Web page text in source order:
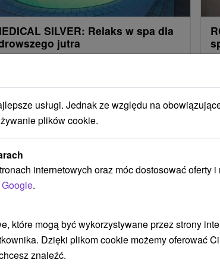
SILVER: Relaks w spa dla
jutra
TAKŻE
usługi. Jednak ze względu na
plików cookie.
internetowych oraz móc dostosować oferty i
Google.
które mogą być wykorzystywane przez strony
Dzięki plikom cookie możemy oferować
znaleźć.